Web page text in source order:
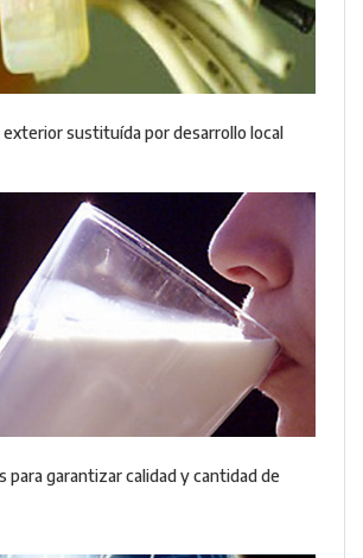
exterior sustituída por desarrollo local
para garantizar calidad y cantidad de